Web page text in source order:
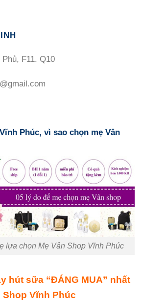
F11. Q10
Phúc, vì sao chọn mẹ Vân
lựa chọn Mẹ Vân Shop Vĩnh Phúc
hút sữa “ĐÁNG MUA” nhất
Shop Vĩnh Phúc